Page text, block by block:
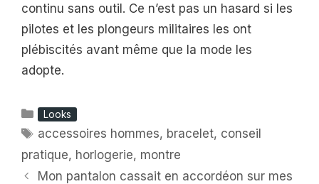
continu sans outil. Ce n’est pas un hasard si les
pilotes et les plongeurs militaires les ont
plébiscités avant même que la mode les
adopte.
Catégories
Looks
Étiquettes
accessoires hommes, bracelet, conseil
pratique, horlogerie, montre
Mon pantalon cassait en accordéon sur mes